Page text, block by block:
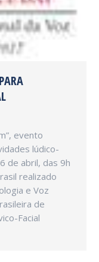
evento
lúdico-
de abril, das 9h
realizado
e Voz
de
Facial